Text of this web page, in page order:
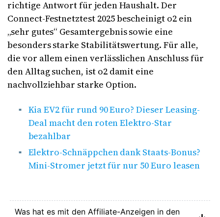
richtige Antwort für jeden Haushalt. Der
Connect-Festnetztest 2025 bescheinigt o2 ein
„sehr gutes“ Gesamtergebnis sowie eine
besonders starke Stabilitätswertung. Für alle,
die vor allem einen verlässlichen Anschluss für
den Alltag suchen, ist o2 damit eine
nachvollziehbar starke Option.
Kia EV2 für rund 90 Euro? Dieser Leasing-
Deal macht den roten Elektro-Star
bezahlbar
Elektro-Schnäppchen dank Staats-Bonus?
Mini-Stromer jetzt für nur 50 Euro leasen
Was hat es mit den Affiliate-Anzeigen in den